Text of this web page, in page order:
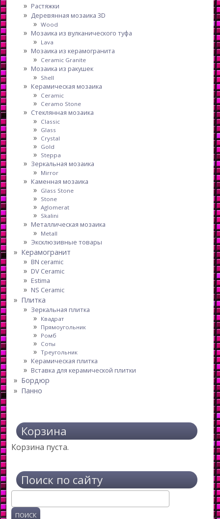
Растяжки
Деревянная мозаика 3D
Wood
Мозаика из вулканического туфа
Lava
Мозаика из керамогранита
Ceramic Granite
Мозаика из ракушек
Shell
Керамическая мозаика
Ceramic
Ceramo Stone
Стеклянная мозаика
Classic
Glass
Crystal
Gold
Steppa
Зеркальная мозаика
Mirror
Каменная мозаика
Glass Stone
Stone
Aglomerat
Skalini
Металлическая мозаика
Metall
Эксклюзивные товары
Керамогранит
BN ceramic
DV Ceramic
Estima
NS Ceramic
Плитка
Зеркальная плитка
Квадрат
Прямоугольник
Ромб
Соты
Треугольник
Керамическая плитка
Вставка для керамической плитки
Бордюр
Панно
Корзина
Корзина пуста.
Поиск по сайту